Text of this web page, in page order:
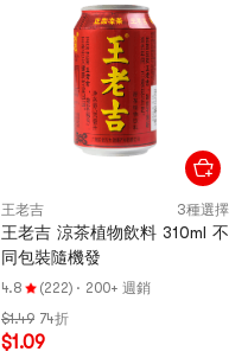
王老吉 3種選擇
王老吉 涼茶植物飲料 310ml 不
同包裝隨機發
4.8 (222) · 200+ 週銷
$1.49 74折
$1.09